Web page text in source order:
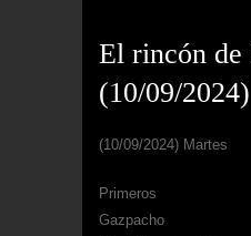
El rincón de
(10/09/2024)
(10/09/2024) Martes
Primeros
Gazpacho